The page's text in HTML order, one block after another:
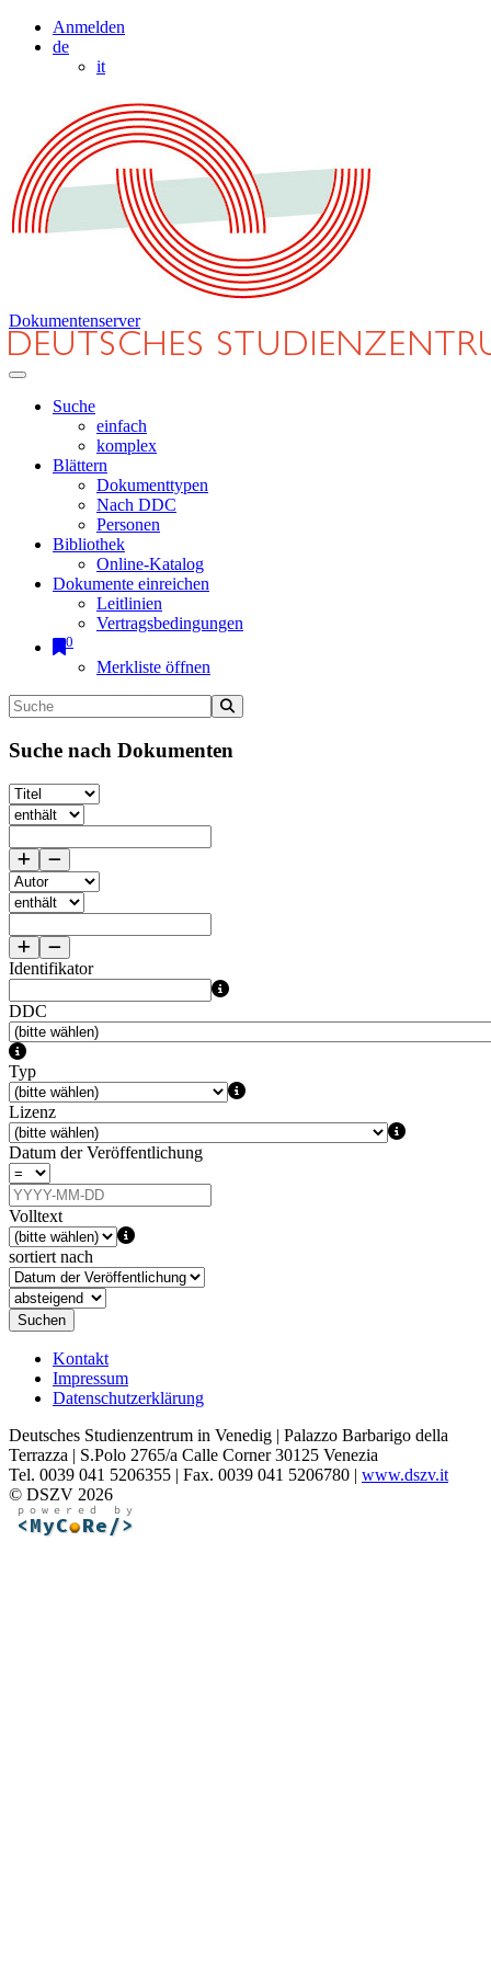
Anmelden
de
it
Dokumentenserver
Suche
einfach
komplex
Blättern
Dokumenttypen
Nach DDC
Personen
Bibliothek
Online-Katalog
Dokumente einreichen
Leitlinien
Vertragsbedingungen
0
Merkliste öffnen
Suche nach Dokumenten
Identifikator
DDC
Typ
Lizenz
Datum der Veröffentlichung
Volltext
sortiert nach
Suchen
Kontakt
Impressum
Datenschutzerklärung
Deutsches Studienzentrum in Venedig | Palazzo Barbarigo della
Terrazza | S.Polo 2765/a Calle Corner 30125 Venezia
Tel. 0039 041 5206355 | Fax. 0039 041 5206780 | www.dszv.it
© DSZV 2026